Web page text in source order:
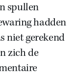
Zoek
spullen
hadden
niet gerekend
zich de